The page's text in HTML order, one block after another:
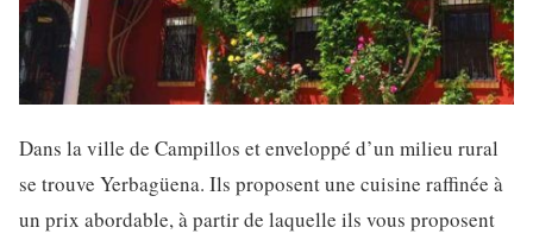
Dans la ville de Campillos et enveloppé d’un milieu rural
se trouve Yerbagüena. Ils proposent une cuisine raffinée à
un prix abordable, à partir de laquelle ils vous proposent